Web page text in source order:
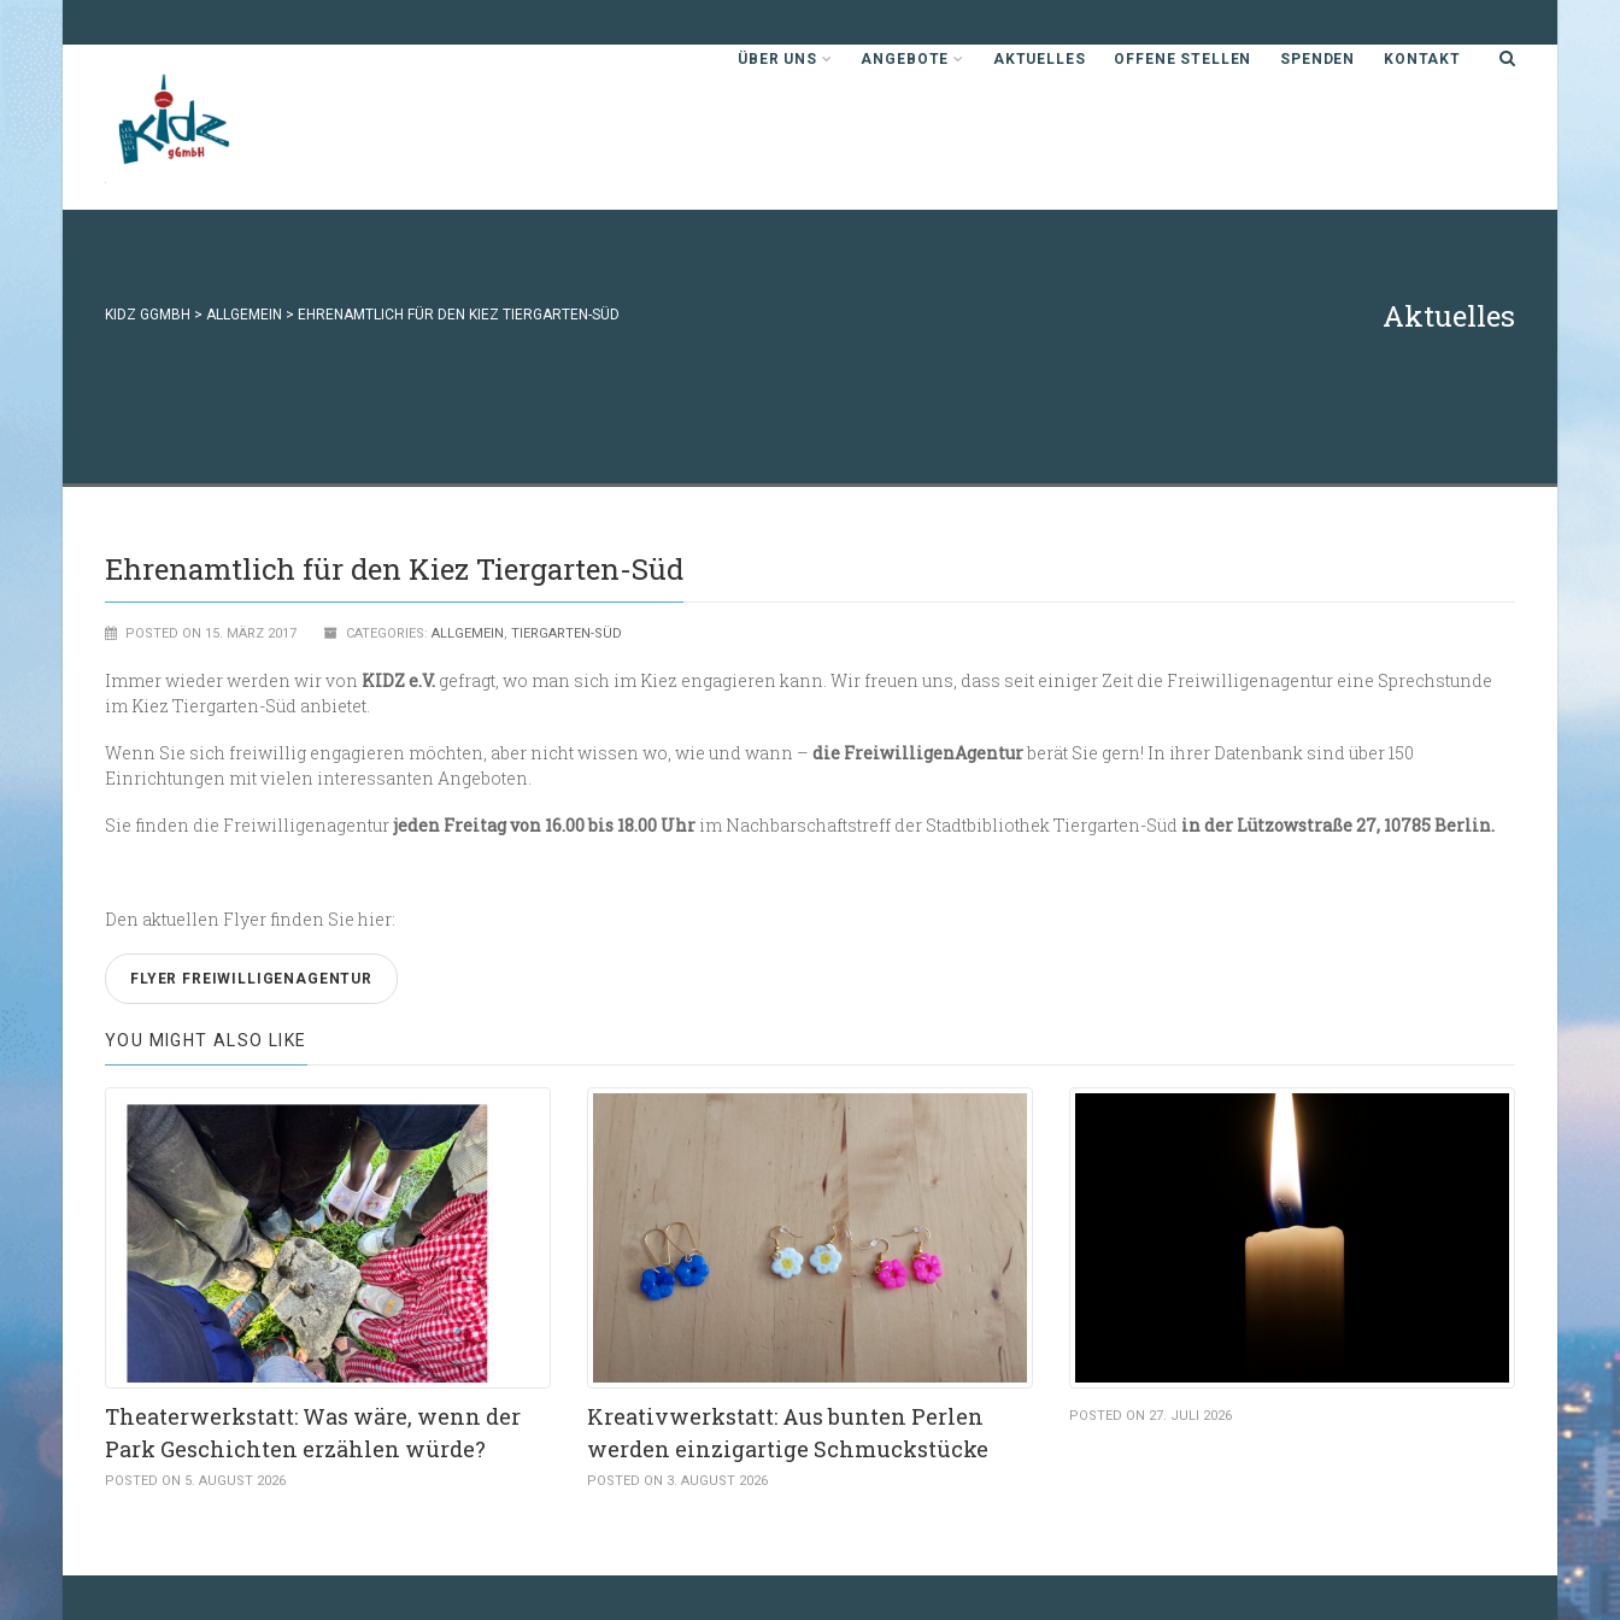
ÜBER UNS ANGEBOTE AKTUELLES OFFENE STELLEN SPENDEN KONTAKT
KIDZ GGMBH > ALLGEMEIN > EHRENAMTLICH FÜR DEN KIEZ TIERGARTEN-SÜD Aktuelles
Ehrenamtlich für den Kiez Tiergarten-Süd
POSTED ON 15. MÄRZ 2017 CATEGORIES: ALLGEMEIN, TIERGARTEN-SÜD
Immer wieder werden wir von KIDZ e.V. gefragt, wo man sich im Kiez engagieren kann. Wir freuen uns, dass seit einiger Zeit die Freiwilligenagentur eine Sprechstunde
im Kiez Tiergarten-Süd anbietet.
Wenn Sie sich freiwillig engagieren möchten, aber nicht wissen wo, wie und wann – die FreiwilligenAgenturberät Sie gern! In ihrer Datenbank sind über 150
Einrichtungen mit vielen interessanten Angeboten.
Sie finden die Freiwilligenagenturjeden Freitag von 16.00 bis 18.00 Uhr im Nachbarschaftstreff der Stadtbibliothek Tiergarten-Süd in der Lützowstraße 27, 10785 Berlin.
Den aktuellen Flyer finden Sie hier:
FLYER FREIWILLIGENAGENTUR
YOU MIGHT ALSO LIKE
Theaterwerkstatt: Was wäre, wenn der
Park Geschichten erzählen würde?
POSTED ON 5. AUGUST 2026
Kreativwerkstatt: Aus bunten Perlen
werden einzigartige Schmuckstücke
POSTED ON 3. AUGUST 2026
POSTED ON 27. JULI 2026